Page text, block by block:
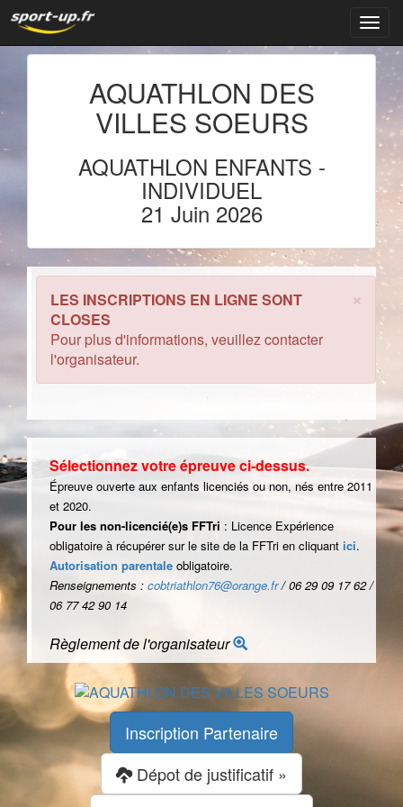
AQUATHLON DES
VILLES SOEURS
AQUATHLON ENFANTS -
INDIVIDUEL
21 Juin 2026
×
LES INSCRIPTIONS EN LIGNE SONT
CLOSES
Pour plus d'informations, veuillez contacter
l'organisateur.
Sélectionnez votre épreuve ci-dessus.
Épreuve ouverte aux enfants licenciés ou non, nés entre 2011
et 2020.
Pour les non-licencié(e)s FFTri : Licence Expérience
obligatoire à récupérer sur le site de la FFTri en cliquant ici.
Autorisation parentale obligatoire.
Renseignements : cobtriathlon76@orange.fr/ 06 29 09 17 62 /
06 77 42 90 14
Règlement de l'organisateur
Inscription Partenaire
Dépot de justificatif »